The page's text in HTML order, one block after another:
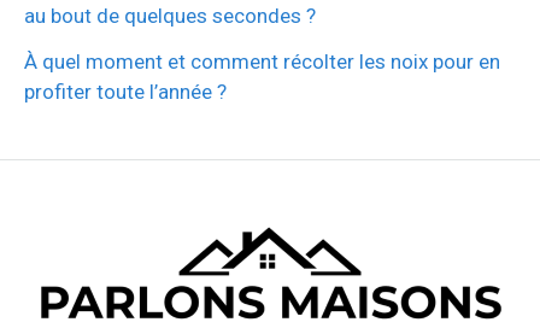
au bout de quelques secondes ?
À quel moment et comment récolter les noix pour en
profiter toute l’année ?